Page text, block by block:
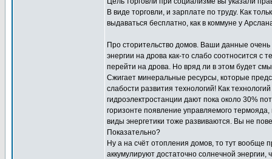
В виде торговли, и зарплате по труду. Как
выдаваться бесплатно, как в коммуне у
Про сторительство домов. Ваши данные
энергии на дрова как-то слабо соотносится
перейти на дрова. Но вряд ли в этом будет
Сжигает минеральные ресурсы, которые
слабости развития технологий! Как
гидроэлектростанции дают пока около 30%
горизонте появление управляемого
виды энергетики тоже развиваются. Вы не
Показательно?
Ну а на счёт отопления домов, то тут вообще
аккумулируют достаточно солнечной